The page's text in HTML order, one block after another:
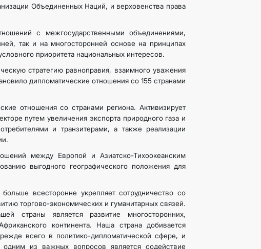
Объединенных Наций, и верховенства права
с межгосударственными объединениями,
так и на многосторонней основе на принципах
приоритета национальных интересов.
стратегию равноправия, взаимного уважения
дипломатические отношения со 155 странами
отношения со странами региона. Активизирует
путем увеличения экспорта природного газа и
и транзитерами, а также реализации
между Европой и Азиатско-Тихоокеанским
выгодного географического положения для
всесторонне укрепляет сотрудничество со
торгово-экономических и гуманитарных связей.
страны является развитие многосторонних,
континента. Наша страна добивается
всего в политико-дипломатической сфере, и
из важных вопросов является содействие